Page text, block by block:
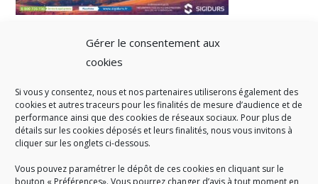
Gérer le consentement aux
cookies
Si vous y consentez, nous et nos partenaires utiliserons également des
cookies et autres traceurs pour les finalités de mesure d’audience et de
performance ainsi que des cookies de réseaux sociaux. Pour plus de
détails sur les cookies déposés et leurs finalités, nous vous invitons à
cliquer sur les onglets ci-dessous.
Vous pouvez paramétrer le dépôt de ces cookies en cliquant sur le
bouton « Préférences». Vous pourrez changer d’avis à tout moment en
A SAVOIR
Créé en 1978, le Sigidurs est un établissement public quiexerce
des missions de service public : la prévention, la collecte et la
valorisation des déchets ménagers et assimilés produits par son
territoire.